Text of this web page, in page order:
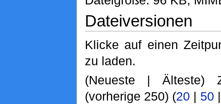
Dateiversionen
Klicke auf einen
zu laden.
(Neueste | Älteste)
(vorherige 250) (20 | 50